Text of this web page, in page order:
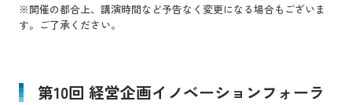
※開催の都合上、講演時間など予告なく変更になる場合もございま
す。ご了承ください。
第10回 経営企画イノベーションフォーラ